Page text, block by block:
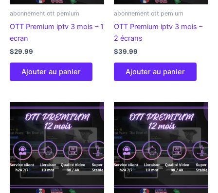
abonnement ott pemium
OTT Premium iptv 3 mois – 1
ecran
$29.99
Ajouter au panier
abonnement ott pemium
OTT Premium iptv 3 mois –
2 écrans
$39.99
Ajouter au panier